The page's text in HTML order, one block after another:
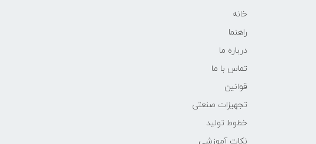
خانه
راهنما
درباره ما
تماس با ما
قوانین
تجهیزات صنعتی
خطوط تولید
نکات آموزشی